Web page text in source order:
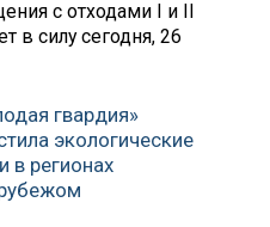
с отходами I и II
в силу сегодня, 26
гвардия»
экологические
в регионах